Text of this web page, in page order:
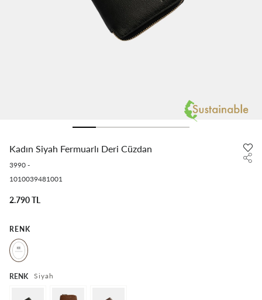
Kadın Siyah Fermuarlı Deri Cüzdan
3990 -
1010039481001
2.790 TL
RENK
RENK Siyah